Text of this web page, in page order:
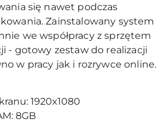
się nawet podczas
Zainstalowany system
we współpracy z sprzętem
- gotowy zestaw do realizacji
w pracy jak i rozrywce online.
1920x1080
8GB